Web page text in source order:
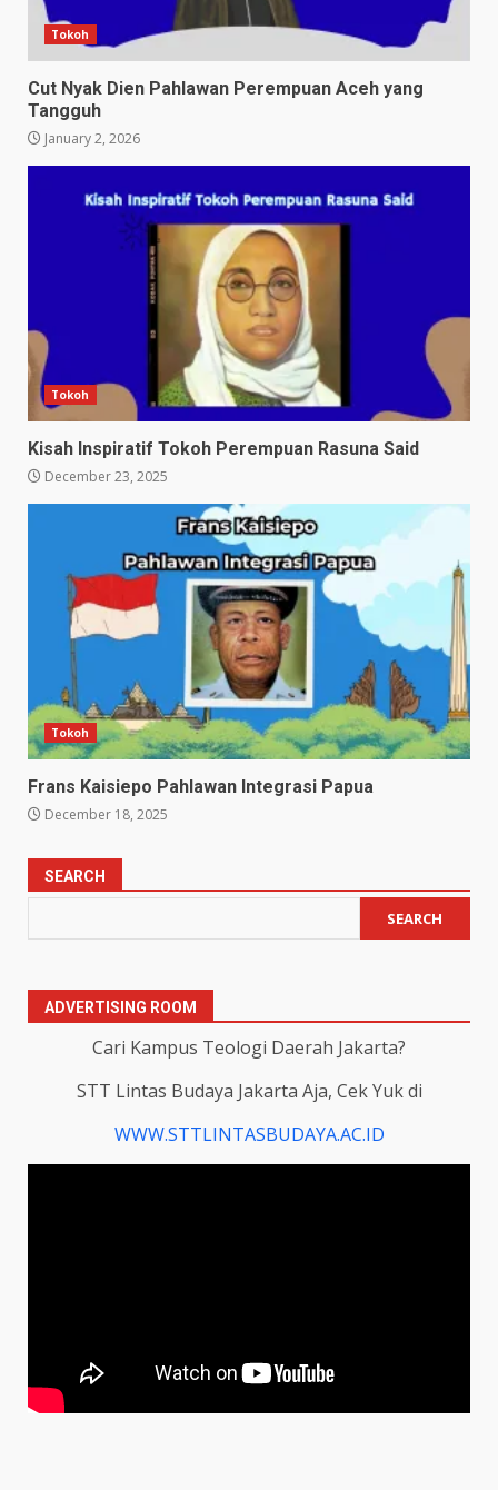
Tokoh
Cut Nyak Dien Pahlawan Perempuan Aceh yang
Tangguh
January 2, 2026
Tokoh
Kisah Inspiratif Tokoh Perempuan Rasuna Said
December 23, 2025
Tokoh
Frans Kaisiepo Pahlawan Integrasi Papua
December 18, 2025
SEARCH
SEARCH
ADVERTISING ROOM
Cari Kampus Teologi Daerah Jakarta?
STT Lintas Budaya Jakarta Aja, Cek Yuk di
WWW.STTLINTASBUDAYA.AC.ID